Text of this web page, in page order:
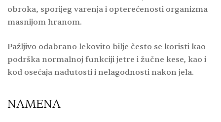
obroka, sporijeg varenja i opterećenosti organizma
masnijom hranom.
Pažljivo odabrano lekovito bilje često se koristi kao
podrška normalnoj funkciji jetre i žučne kese, kao i
kod osećaja nadutosti i nelagodnosti nakon jela.
NAMENA